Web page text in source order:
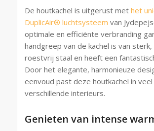
De houtkachel is uitgerust met het
DuplicAir® luchtsysteem van
optimale en efficiënte verbranding
handgreep van de kachel is van
roestvrij staal en heeft een
Door het elegante, harmonieuze
eenvoud past deze houtkachel in veel
verschillende interieurs.
Genieten van intense